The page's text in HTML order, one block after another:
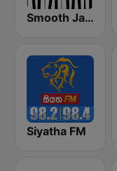
Smooth Jazz - Groov
Siyatha FM